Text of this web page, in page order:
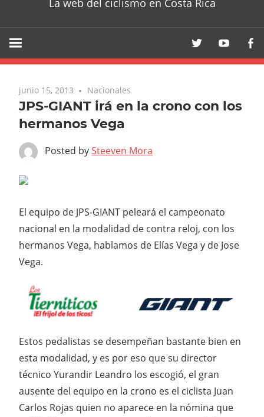
La web del ciclismo en Costa Rica
junio 15, 2013 Nacionales
JPS-GIANT irá en la crono con los
hermanos Vega
Posted bySteeven Mora
El equipo de JPS-GIANT peleará el campeonato
nacional en la modalidad de contra reloj, con los
hermanos Vega, hablamos de Elías Vega y de Jose
Vega.
Estos pedalistas se desempeñan bastante bien en
esta modalidad, y es por eso que su director
técnico Yurandir Leandro los escogió, el gran
ausente del equipo en la crono es el ciclista Juan
Carlos Rojas quien no aparece en la nómina que